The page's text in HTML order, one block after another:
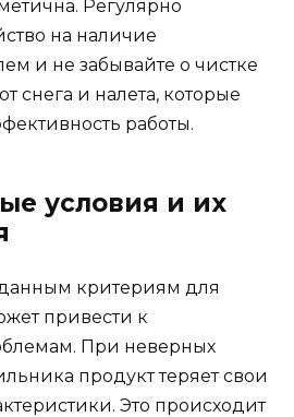
Регулярно
на наличие
и не забывайте о чистке
снега и налета, которые
работы.
условия и их
критериям для
привести к
При неверных
продукт теряет свои
Это происходит